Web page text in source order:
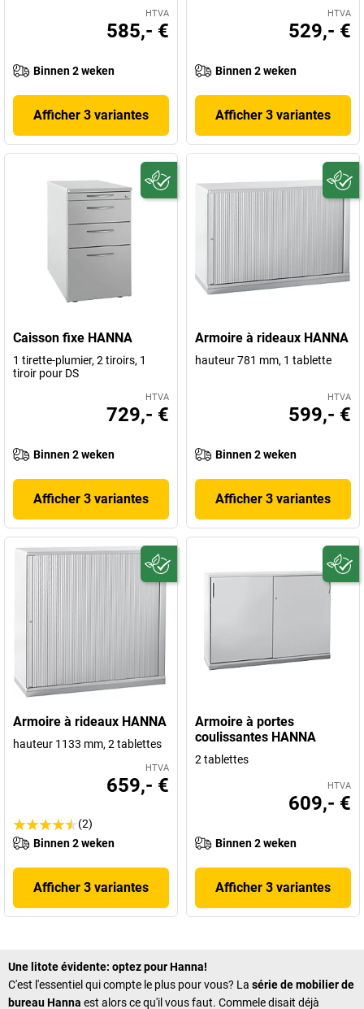
HTVA
585,- €
Binnen 2 weken
Afficher 3 variantes
HTVA
529,- €
Binnen 2 weken
Afficher 3 variantes
Caisson fixe HANNA
1 tirette-plumier, 2 tiroirs, 1
tiroir pour DS
HTVA
729,- €
Binnen 2 weken
Afficher 3 variantes
Armoire à rideaux HANNA
hauteur 781 mm, 1 tablette
HTVA
599,- €
Binnen 2 weken
Afficher 3 variantes
Armoire à rideaux HANNA
hauteur 1133 mm, 2 tablettes
HTVA
659,- €
(2)
Binnen 2 weken
Afficher 3 variantes
Armoire à portes
coulissantes HANNA
2 tablettes
HTVA
609,- €
Binnen 2 weken
Afficher 3 variantes
Une litote évidente: optez pour Hanna!
C'est l'essentiel qui compte le plus pour vous? La série de mobilier de
bureau Hanna est alors ce qu'il vous faut. Commele disait déjà